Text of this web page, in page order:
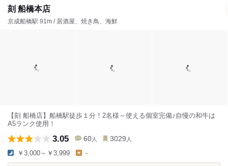
刻 船橋本店
京成船橋駅 91m / 居酒屋、焼き鳥、海鮮
【刻 船橋店】船橋駅徒歩１分！2名様～使える個室完備♪自慢の和牛は
A5ランク使用！
3.05 60 人 3029 人
￥3,000～￥3,999 -